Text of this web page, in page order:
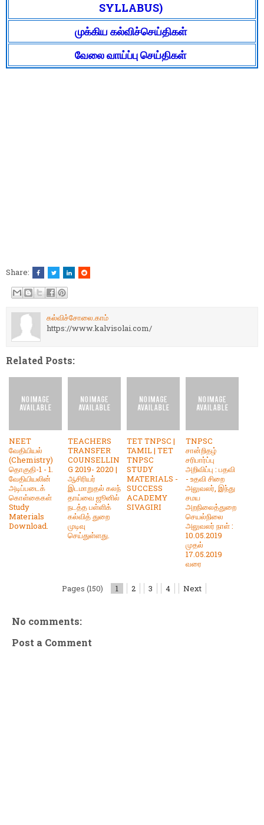
SYLLABUS)
முக்கிய கல்விச்செய்திகள்
வேலை வாய்ப்பு செய்திகள்
Share:
கல்விச்சோலை.காம்
https://www.kalvisolai.com/
Related Posts:
NEET
வேதியியல்
(Chemistry)
தொகுதி-1 - 1.
வேதியியலின்
அடிப்படைக்
கொள்கைகள்
Study
Materials
Download.
TEACHERS
TRANSFER
COUNSELLIN
G 2019- 2020 |
ஆசிரியர்
இடமாறுதல் கலந்
தாய்வை ஜூனில்
நடத்த பள்ளிக்
கல்வித் துறை
முடிவு
செய்துள்ளது.
TET TNPSC |
TAMIL | TET
TNPSC
STUDY
MATERIALS -
SUCCESS
ACADEMY
SIVAGIRI
TNPSC
சான்றிதழ்
சரிபார்ப்பு
அறிவிப்பு : பதவி
- உதவி சிறை
அலுவலர், இந்து
சமய
அறநிலைத்துறை
செயல்நிலை
அலுவலர் நாள் :
10.05.2019
முதல்
17.05.2019
வரை
Pages (150) 1 2 3 4 Next
No comments:
Post a Comment